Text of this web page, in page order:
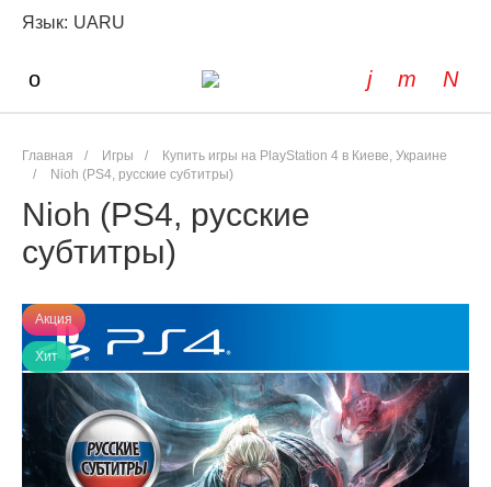
Язык: UARU
Главная / Игры /
Купить игры на PlayStation 4 в Киеве, Украине
/
Nioh (PS4, русские субтитры)
Nioh (PS4, русские
субтитры)
Акция
Хит